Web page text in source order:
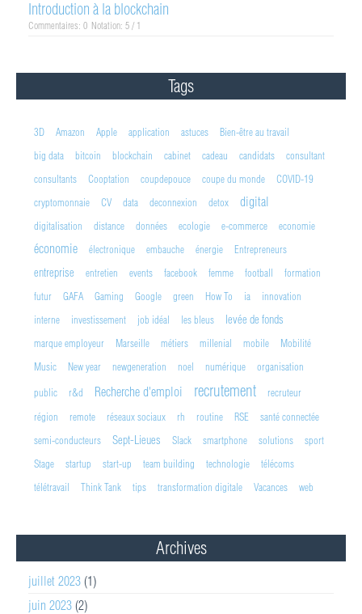
Introduction à la blockchain
Commentaires: 0 Notation: 5 / 1
Tags
3D Amazon Apple application astuces
Bien-être au travail
big data
bitcoin blockchain cabinet cadeau candidats
consultant
consultants
Cooptation coupdepouce coupe du monde
COVID-19
cryptomonnaie
CV data deconnexion detox digital
digitalisation distance données ecologie e-commerce economie
économie électronique embauche énergie Entrepreneurs
entreprise entretien events facebook femme football
formation
futur
GAFA Gaming Google green How To ia
innovation
interne
investissement job idéal les bleus levée de fonds
marque employeur Marseille métiers millenial mobile
Mobilité
Music
New year newgeneration noel numérique
organisation
public
r&d Recherche d'emploi recrutement
recruteur
région
remote réseaux sociaux rh routine RSE
santé connectée
semi-conducteurs
Sept-Lieues Slack smartphone solutions
sport
Stage
startup start-up team building technologie
télécoms
télétravail
Think Tank tips transformation digitale Vacances web
Archives
juillet 2023 (1)
juin 2023 (2)